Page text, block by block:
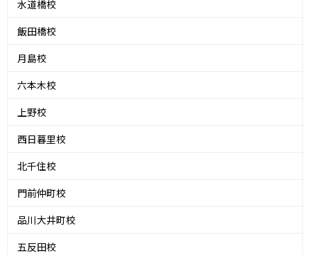
水道橋校
飯田橋校
月島校
六本木校
上野校
西日暮里校
北千住校
門前仲町校
品川大井町校
五反田校